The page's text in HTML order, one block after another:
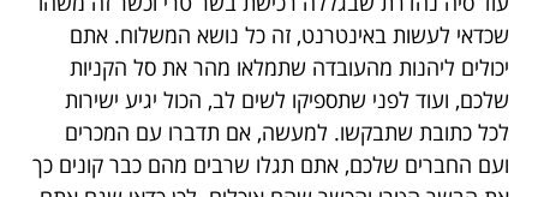
שכדאי לעשות באינטרנט, זה כל נושא המשלוח. אתם
יכולים ליהנות מהעובדה שתמלאו מהר את סל הקניות
שלכם, ועוד לפני שתספיקו לשים לב, הכול יגיע ישירות
לכל כתובת שתבקשו. למעשה, אם תדברו עם המכרים
ועם החברים שלכם, אתם תגלו שרבים מהם כבר קונים כך